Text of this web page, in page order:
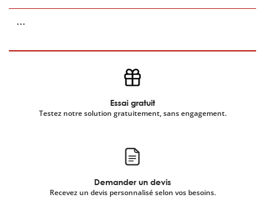
...
Essai gratuit
Testez notre solution gratuitement, sans engagement.
Demander un devis
Recevez un devis personnalisé selon vos besoins.